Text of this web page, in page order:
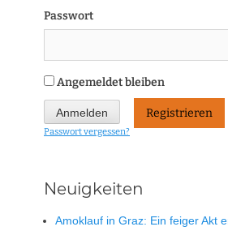
Passwort
Angemeldet bleiben
Registrieren
Passwort vergessen?
Neuigkeiten
Amoklauf in Graz: Ein feiger Akt